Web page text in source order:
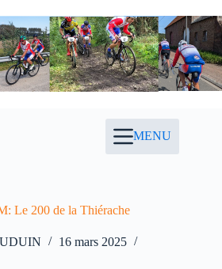
MENU
Le 200 de la Thiérache
16 mars 2025